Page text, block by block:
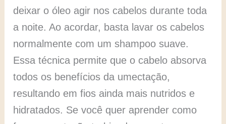
deixar o óleo agir nos cabelos durante toda
a noite. Ao acordar, basta lavar os cabelos
normalmente com um shampoo suave.
Essa técnica permite que o cabelo absorva
todos os benefícios da umectação,
resultando em fios ainda mais nutridos e
hidratados. Se você quer aprender como